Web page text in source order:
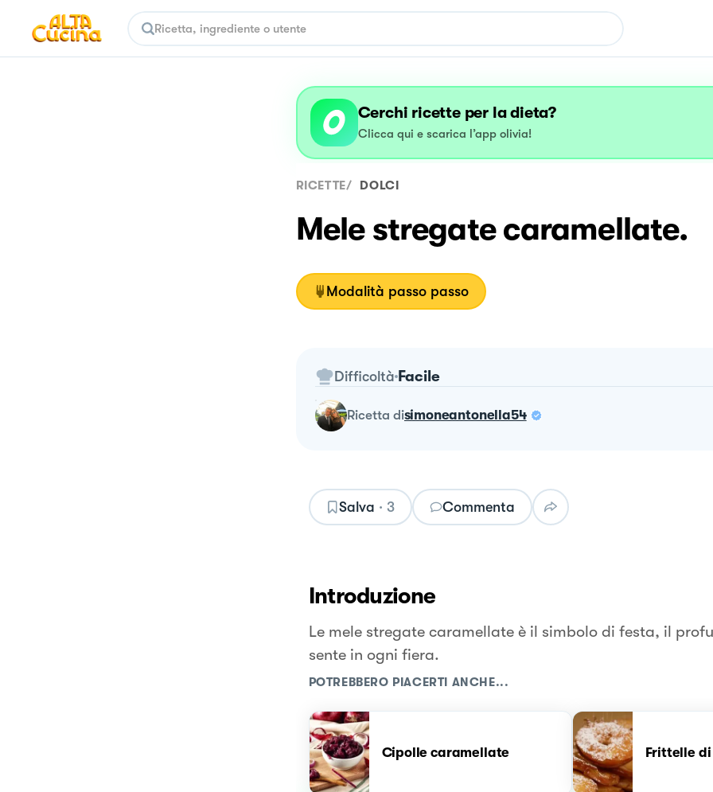
Cerchi ricette per la dieta?
Clicca qui e scarica l’app olivia!
RICETTE/ DOLCI
Mele stregate caramellate.
Modalità passo passo
Difficoltà Facile
ricetta disimoneantonella54
Salva · 3 Commenta
Introduzione
Le mele stregate caramellate è il simbolo di festa, il
sente in ogni fiera.
POTREBBERO PIACERTI ANCHE...
Cipolle caramellate Frittelle di